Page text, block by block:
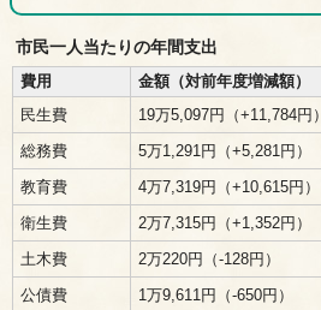
市民一人当たりの年間支出
費用
金額（対前年度増減額）
民生費
19万5,097円（+11,784円）
総務費
5万1,291円（+5,281円）
教育費
4万7,319円（+10,615円）
衛生費
2万7,315円（+1,352円）
土木費
2万220円（-128円）
公債費
1万9,611円（-650円）